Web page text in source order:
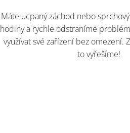
Máte ucpaný záchod nebo
hodiny a rychle odstraníme
využívat své zařízení bez omezení.
to vyřešíme!